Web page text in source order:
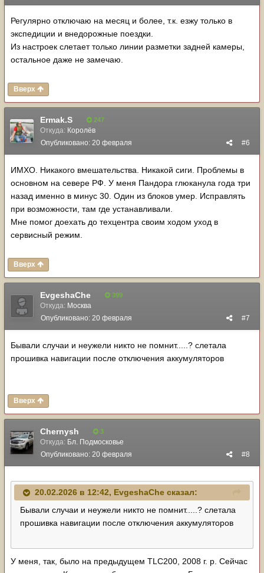
Регулярно отключаю на месяц и более, т.к. езжу только в
экспедиции и внедорожные поездки.
Из настроек слетает только линии разметки задней камеры,
остальное даже не замечаю.
Вверх
Ermak.S 247
Откуда: Королёв
#6
Опубликовано: 20 февраля
ИМХО. Никакого вмешательства. Никакой сиги. Проблемы в
основном на севере РФ. У меня Пандора глюканула года три
назад именно в минус 30. Один из блоков умер. Исправлять
при возможности, там где устанавливали.
Мне помог доехать до техцентра своим ходом уход в
сервисный режим.
Вверх
EvgeshaChe 399
Откуда: Москва
#7
Опубликовано: 20 февраля
Бывали случаи и неужели никто не помнит.....? слетала
прошивка навигации после отключения аккумуляторов
Вверх
Chernysh 3
Откуда: Бл. Подмосковье
#8
Опубликовано: 20 февраля
20.02.2026 в 12:42, EvgeshaChe сказал:
Бывали случаи и неужели никто не помнит.....? слетала
прошивка навигации после отключения аккумуляторов
У меня, так, было на предыдущем TLC200, 2008 г. р. Сейчас